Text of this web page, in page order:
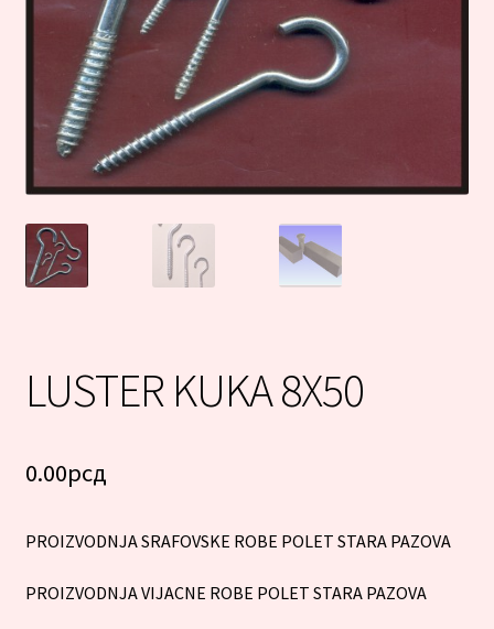
LUSTER KUKA 8X50
0.00рсд
PROIZVODNJA SRAFOVSKE ROBE POLET STARA PAZOVA
PROIZVODNJA VIJACNE ROBE POLET STARA PAZOVA